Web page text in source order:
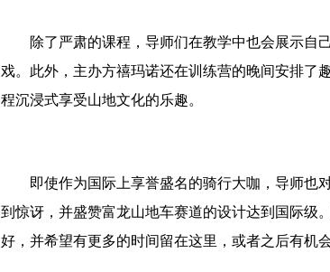
除了严肃的课程，导师们在教学中也会展示自
戏。此外，主办方禧玛诺还在训练营的晚间安排了
程沉浸式享受山地文化的乐趣。
即使作为国际上享誉盛名的骑行大咖，导师也
到惊讶，并盛赞富龙山地车赛道的设计达到国际级
好，并希望有更多的时间留在这里，或者之后有机会